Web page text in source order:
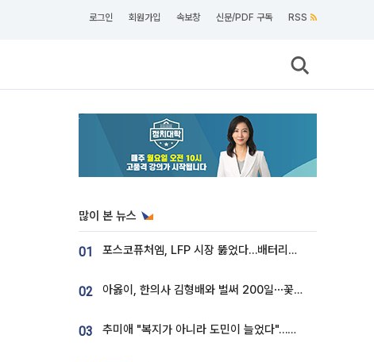
로그인 회원가입 속보창 신문/PDF 구독 RSS
많이 본 뉴스
01 포스코퓨처엠, LFP 시장 뚫었다…배터리사와 대규모 장기 공급 합의
02 아옳이, 한의사 김형배와 벌써 200일⋯꽃다발 들고 "프러포즈 아냐"
03 추미애 "복지가 아니라 도민이 늘었다"…재정난 책임론 정면돌파